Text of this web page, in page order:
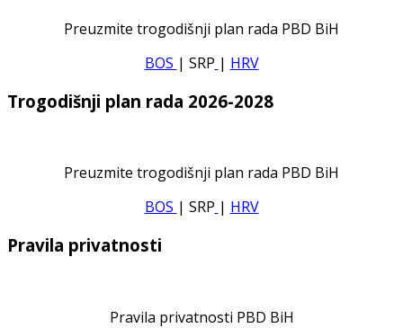
Preuzmite trogodišnji plan rada PBD BiH
BOS | SRP | HRV
Trogodišnji plan rada 2026-2028
Preuzmite trogodišnji plan rada PBD BiH
BOS | SRP | HRV
Pravila privatnosti
Pravila privatnosti PBD BiH